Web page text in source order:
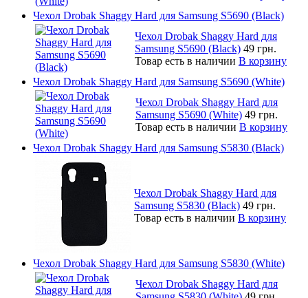
Чехол Drobak Shaggy Hard для Samsung S5690 (Black)
Чехол Drobak Shaggy Hard для
Samsung S5690 (Black) 49 грн.
Товар есть в наличии В корзину
Чехол Drobak Shaggy Hard для Samsung S5690 (White)
Чехол Drobak Shaggy Hard для
Samsung S5690 (White) 49 грн.
Товар есть в наличии В корзину
Чехол Drobak Shaggy Hard для Samsung S5830 (Black)
Чехол Drobak Shaggy Hard для
Samsung S5830 (Black) 49 грн.
Товар есть в наличии В корзину
Чехол Drobak Shaggy Hard для Samsung S5830 (White)
Чехол Drobak Shaggy Hard для